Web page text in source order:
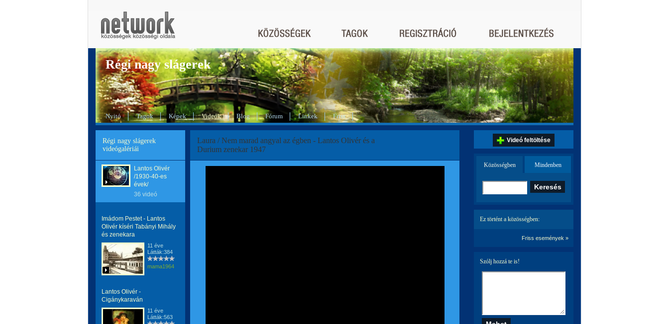
Régi nagy slágerek
Nyitó Tagok Képek Videók Blog Fórum Linkek Friss
Régi nagy slágerek
videógalériái
Lantos Olivér
/1930-40-es
évek/
36 videó
Imádom Pestet - Lantos
Olivér kíséri Tabányi Mihály
és zenekara
11 éve
Látták:384
mama1964
Lantos Olivér -
Cigánykaraván
11 éve
Látták:563
Laura / Nem marad angyal az égben - Lantos Olivér és a
Durium zenekar 1947
Videó feltöltése
Közösségben Mindenben
Ez történt a közösségben:
Friss események »
Szólj hozzá te is!